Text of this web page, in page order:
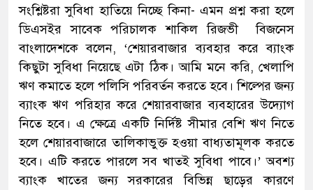
সংশ্লিষ্টরা সুবিধা হাতিয়ে নিচ্ছে কিনা- এমন প্রশ্ন করা হলে
ডিএসইর সাবেক পরিচালক শাকিল রিজভী বিজনেস
বাংলাদেশকে বলেন, ‘শেয়ারবাজার ব্যবহার করে ব্যাংক
কিছুটা সুবিধা নিয়েছে এটা ঠিক। আমি মনে করি, খেলাপি
ঋণ কমাতে হলে পলিসি পরিবর্তন করতে হবে। শিল্পের জন্য
ব্যাংক ঋণ পরিহার করে শেয়ারবাজার ব্যবহারের উদ্যোগ
নিতে হবে। এ ক্ষেত্রে একটি নির্দিষ্ট সীমার বেশি ঋণ নিতে
হলে শেয়ারবাজারে তালিকাভুক্ত হওয়া বাধ্যতামূলক করতে
হবে। এটি করতে পারলে সব খাতই সুবিধা পাবে।’ অবশ্য
ব্যাংক খাতের জন্য সরকারের বিভিন্ন ছাড়ের কারণে